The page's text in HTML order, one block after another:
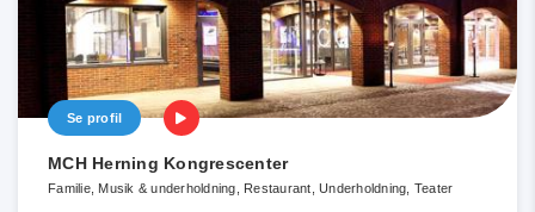
Se profil
MCH Herning Kongrescenter
Familie, Musik & underholdning, Restaurant, Underholdning, Teater